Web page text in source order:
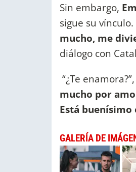
Sin embargo,
sigue su vínculo.
mucho, me
diálogo con
“¿Te
mucho por
Está buenísimo
GALERÍA DE